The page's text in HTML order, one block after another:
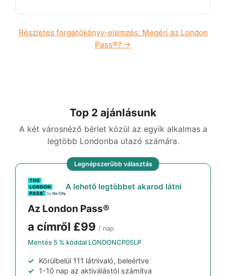
Részletes forgatókönyv-elemzés: Megéri az London
Pass®? →
Top 2 ajánlásunk
A két városnéző bérlet közül az egyik alkalmas a
legtöbb Londonba utazó számára.
Legnépszerűbb választás
A lehető legtöbbet akarod látni
Az London Pass®
a címről £99 / nap
Mentés 5 % kóddal LONDONCP05LP
Körülbelül 111 látnivaló, beleértve
1-10 nap az aktiválástól számítva